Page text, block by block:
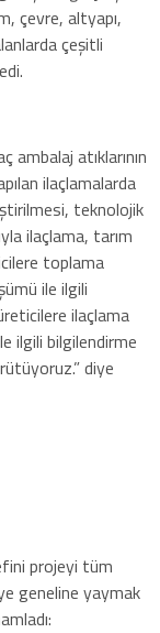
çevre, altyapı,
çeşitli
atıklarının
ilaçlamalarda
teknolojik
ilaçlama, tarım
toplama
ile ilgili
ilaçlama
ilgili bilgilendirme
diye
projeyi tüm
geneline yaymak